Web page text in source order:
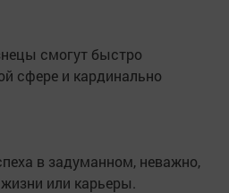
смогут быстро
сфере и кардинально
в задуманном, неважно,
или карьеры.